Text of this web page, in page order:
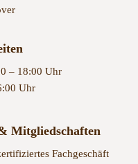
– 18:00 Uhr
Uhr
Mitgliedschaften
Fachgeschäft